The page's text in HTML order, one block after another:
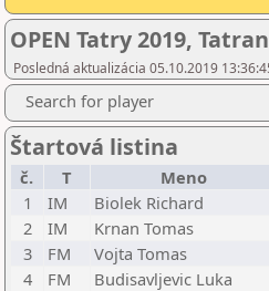
OPEN Tatry 2019,
Posledná aktualizácia 05.10.2019
Search for player
Štartová listina
č. T Meno
1
IM Biolek Richard
2
IM Krnan Tomas
3
FM Vojta Tomas
4
FM Budisavljevic Luka